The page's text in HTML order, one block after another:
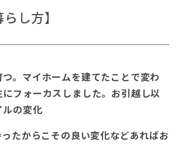
し方】
。マイホームを建てたことで変わ
フォーカスしました。お引越し以
の変化
たからこその良い変化などあればお